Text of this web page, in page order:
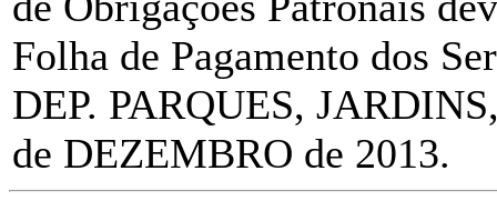
Folha de Pagamento dos
DEP. PARQUES,
de DEZEMBRO de 2013.